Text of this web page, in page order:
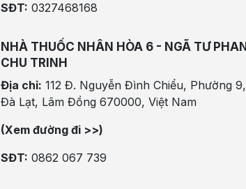
SĐT: 0327468168
NHÀ THUỐC NHÂN HÒA 6 - NGÃ TƯ PHAN
CHU TRINH
Địa chỉ: 112 Đ. Nguyễn Đình Chiểu, Phường 9,
Đà Lạt, Lâm Đồng 670000, Việt Nam
(Xem đường đi >>)
SĐT: 0862 067 739